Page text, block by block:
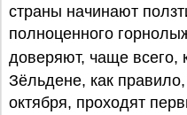
страны начинают
полноценного
доверяют, чаще всего,
Зёльдене, как
октября, проходят